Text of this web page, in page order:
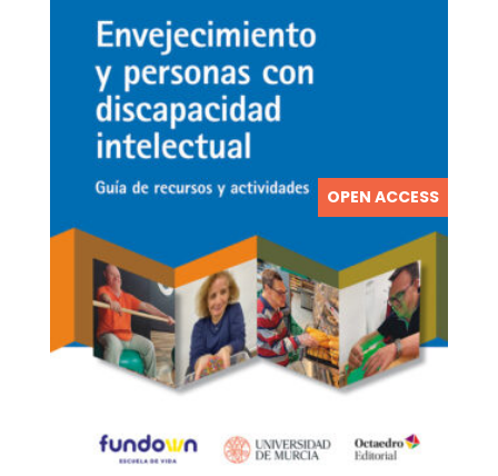
OPEN ACCESS